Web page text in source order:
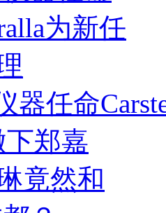
器任命